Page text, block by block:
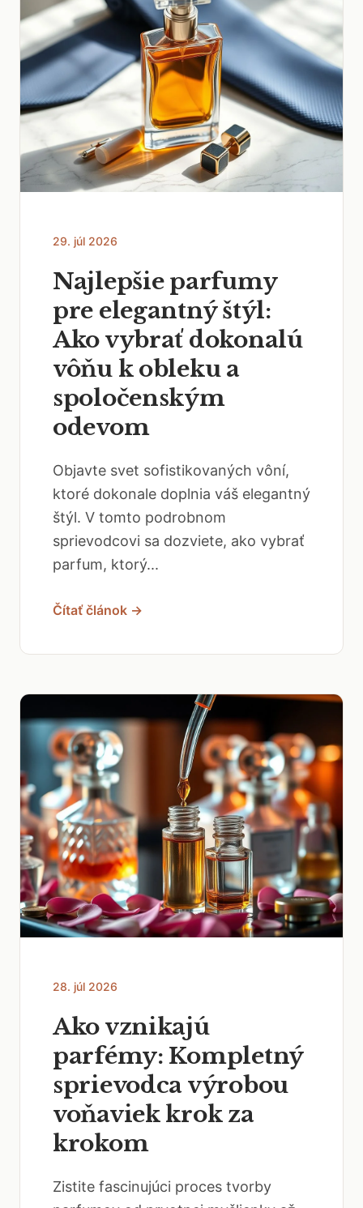
29. júl 2026
Najlepšie parfumy
pre elegantný štýl:
Ako vybrať dokonalú
vôňu k obleku a
spoločenským
odevom
Objavte svet sofistikovaných vôní,
ktoré dokonale doplnia váš elegantný
štýl. V tomto podrobnom
sprievodcovi sa dozviete, ako vybrať
parfum, ktorý...
Čítať článok →
28. júl 2026
Ako vznikajú
parfémy: Kompletný
sprievodca výrobou
voňaviek krok za
krokom
Zistite fascinujúci proces tvorby